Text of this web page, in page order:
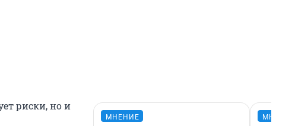
риски, но и
МНЕНИЕ